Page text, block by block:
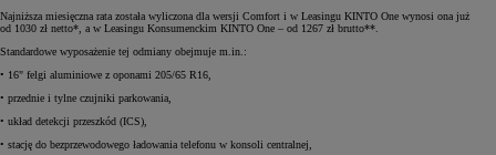
Najniższa miesięczna rata została wyliczona dla wersji Comfort i w Leasingu KINTO One wynosi ona już
od 1030 zł netto*, a w Leasingu Konsumenckim KINTO One – od 1267 zł brutto**.
Standardowe wyposażenie tej odmiany obejmuje m.in.:
• 16" felgi aluminiowe z oponami 205/65 R16,
• przednie i tylne czujniki parkowania,
• układ detekcji przeszkód (ICS),
• stację do bezprzewodowego ładowania telefonu w konsoli centralnej,